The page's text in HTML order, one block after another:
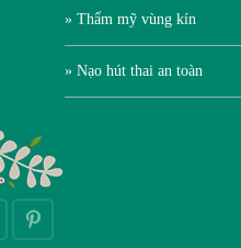
» Thẩm mỹ vùng kín
» Nạo hút thai an toàn